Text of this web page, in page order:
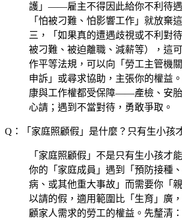
護」——雇主不得因此給你不利待
「怕被刁難、怕影響工作」就放棄
三，「如果真的遭遇歧視或不利對
被刁難、被迫離職、減薪等），這
作平等法規，可以向「勞工主管機關
申訴」或尋求協助，主張你的權益
康與工作權都受保障——產檢、安
心請；遇到不當對待，勇敢爭取。
Q：「家庭照顧假」是什麼？只有生小孩
「家庭照顧假」不是只有生小孩
你的「家庭成員」遇到「預防接種
病、或其他重大事故」而需要你「
以請的假，適用範圍比「生育」廣
顧家人需求的勞工的權益。先釐清